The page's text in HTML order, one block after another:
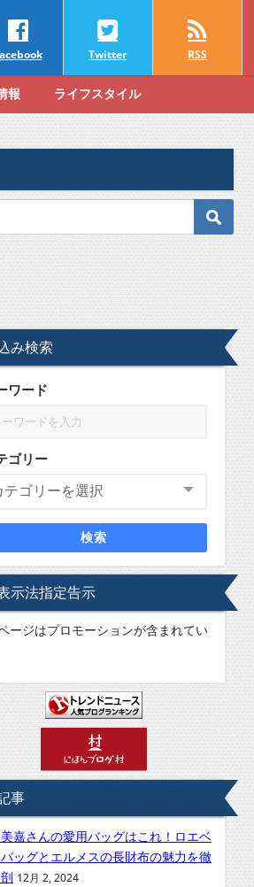
Twitter RSS
報 ライフスタイル
み検索
ワード
ゴリー
検索
示法指定告示
ージはプロモーションが含まれてい
事
嘉さんの愛用バッグはこれ！ロエベ
ッグとエルメスの長財布の魅力を徹
12月 2, 2024